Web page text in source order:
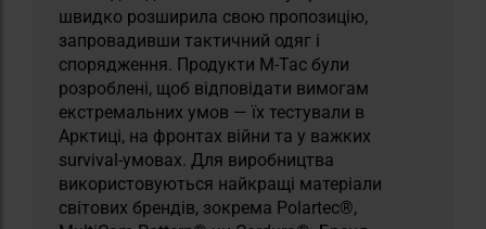
швидко розширила свою пропозицію,
запровадивши тактичний одяг і
спорядження. Продукти M-Tac були
розроблені, щоб відповідати вимогам
екстремальних умов — їх тестували в
Арктиці, на фронтах війни та у важких
survival-умовах. Для виробництва
використовуються найкращі матеріали
світових брендів, зокрема Polartec®,